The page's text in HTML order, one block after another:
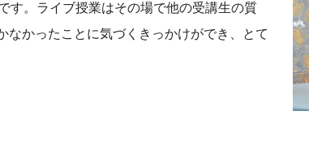
す。ライブ授業はその場で他の受講生の質
なかったことに気づくきっかけができ、とて